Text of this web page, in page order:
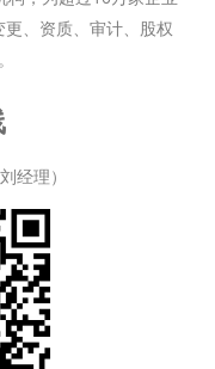
、资质、审计、股权
经理）